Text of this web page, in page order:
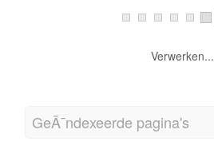
Verwerken...
GeÃ¯ndexeerde pagina's